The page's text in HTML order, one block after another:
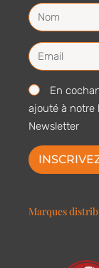
En
ajouté à notre
Newsletter
Marques